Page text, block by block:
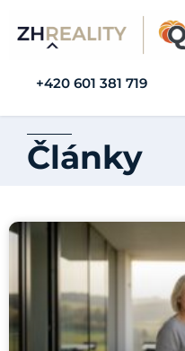
+420 601 381 719
Články